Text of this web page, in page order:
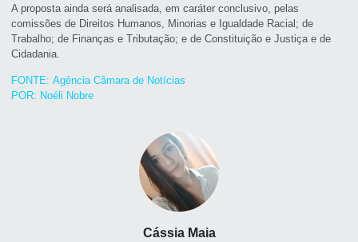
Cássia Maia
A proposta ainda será analisada, emcaráter conclusivo, pelas
comissões de Direitos Humanos, Minorias e Igualdade Racial; de
Trabalho; de Finanças e Tributação; e de Constituição e Justiça e de
Cidadania.
FONTE: Agência Câmara de Notícias
POR: Noéli Nobre